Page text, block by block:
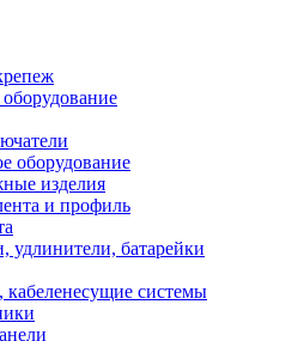
оборудование
изделия
и профиль
удлинители, батарейки
кабеленесущие системы